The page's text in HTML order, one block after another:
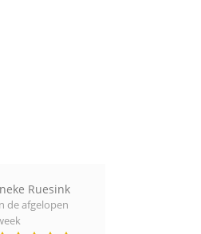
Ruesink
afgelopen